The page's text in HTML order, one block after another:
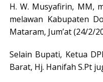
H. W. Musyafirin, MM,
melawan Kabupaten
Mataram, Jum’at (24/2/
Selain Bupati, Ketua
Barat, Hj. Hanifah S.Pt